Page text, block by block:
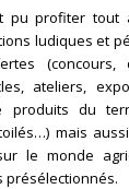
pu profiter tout
ludiques et
(concours,
ateliers,
produits du
mais
le monde
présélectionnés.